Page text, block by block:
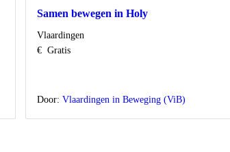
Samen bewegen in Holy
Locatie
Vlaardingen
Kosten
€ Gratis
Door: Vlaardingen in Beweging (ViB)